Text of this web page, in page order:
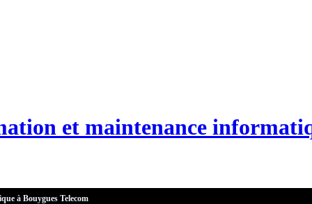
et maintenance
à Bouygues Telecom